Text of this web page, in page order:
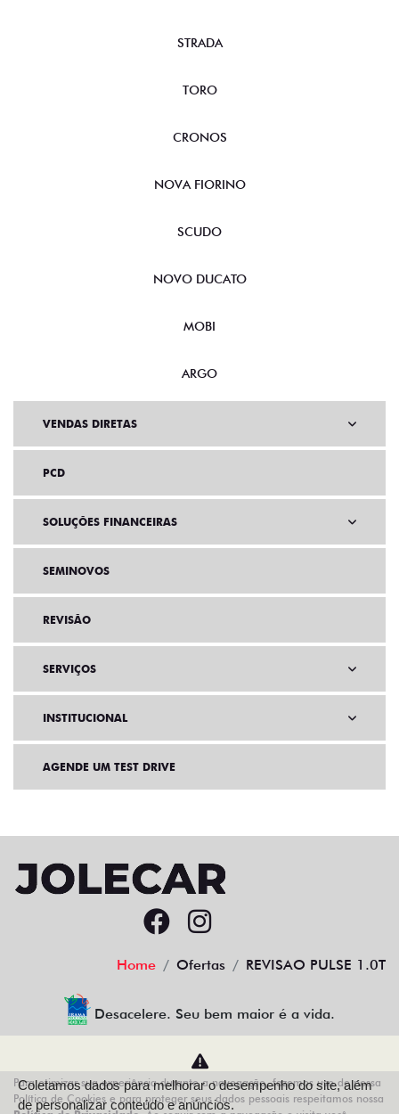
STRADA
TORO
CRONOS
NOVA FIORINO
SCUDO
NOVO DUCATO
MOBI
ARGO
VENDAS DIRETAS
PCD
SOLUÇÕES FINANCEIRAS
SEMINOVOS
REVISÃO
SERVIÇOS
INSTITUCIONAL
AGENDE UM TEST DRIVE
Home Ofertas REVISAO PULSE 1.0T
Desacelere. Seu bem maior é a vida.
AZZURRA VEICULOS LTDA
Para otimizar sua experiência durante a navegação, fazemos uso de nossa
Política de Cookies e para proteger seus dados pessoais respeitamos nossa
Coletamos dados para melhorar o desempenho do site, além
de personalizar conteúdo e anúncios.